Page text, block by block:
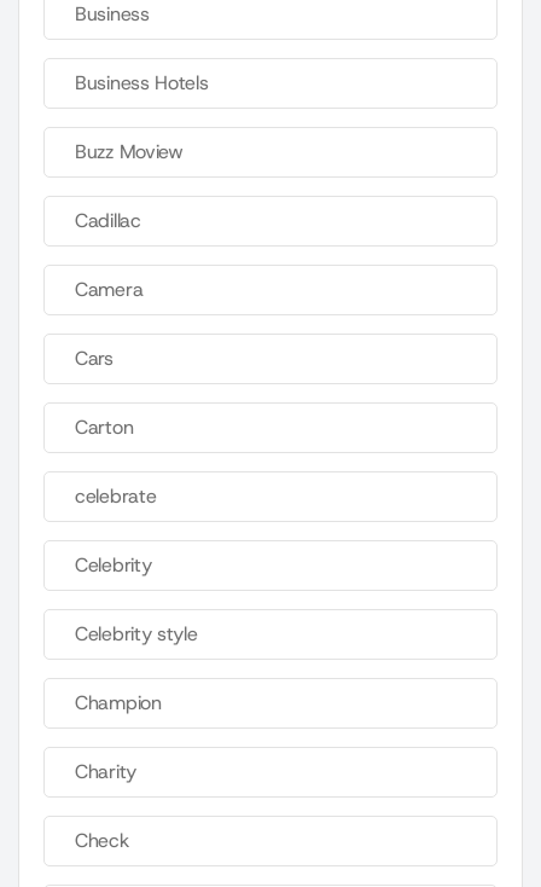
Business
Business Hotels
Buzz Moview
Cadillac
Camera
Cars
Carton
celebrate
Celebrity
Celebrity style
Champion
Charity
Check